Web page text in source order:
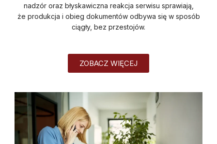
nadzór oraz błyskawiczna reakcja serwisu sprawiają,
że produkcja i obieg dokumentów odbywa się w sposób
ciągły, bez przestojów.
ZOBACZ WIĘCEJ